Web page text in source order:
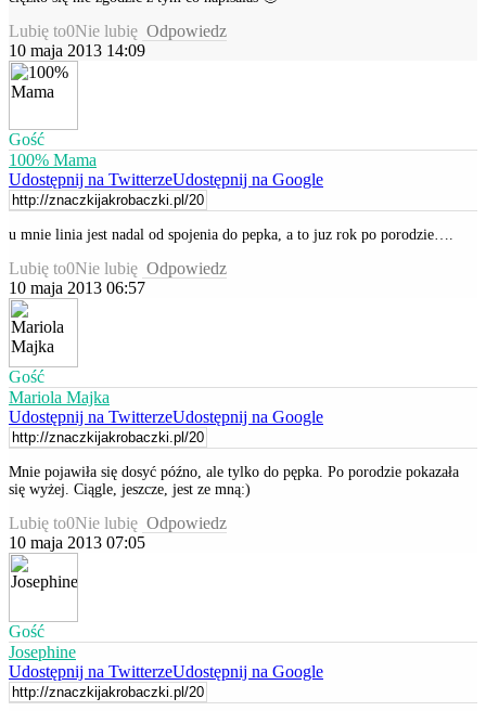
Lubię to0Nie lubię Odpowiedz
10 maja 2013 14:09
Gość
100% Mama
Udostępnij na TwitterzeUdostępnij na Google
u mnie linia jest nadal od spojenia do pepka, a to juz rok po porodzie….
Lubię to0Nie lubię Odpowiedz
10 maja 2013 06:57
Gość
Mariola Majka
Udostępnij na TwitterzeUdostępnij na Google
Mnie pojawiła się dosyć późno, ale tylko do pępka. Po porodzie pokazała
się wyżej. Ciągle, jeszcze, jest ze mną:)
Lubię to0Nie lubię Odpowiedz
10 maja 2013 07:05
Gość
Josephine
Udostępnij na TwitterzeUdostępnij na Google